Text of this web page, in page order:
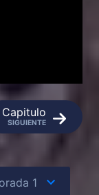
Capitulo
SIGUIENTE